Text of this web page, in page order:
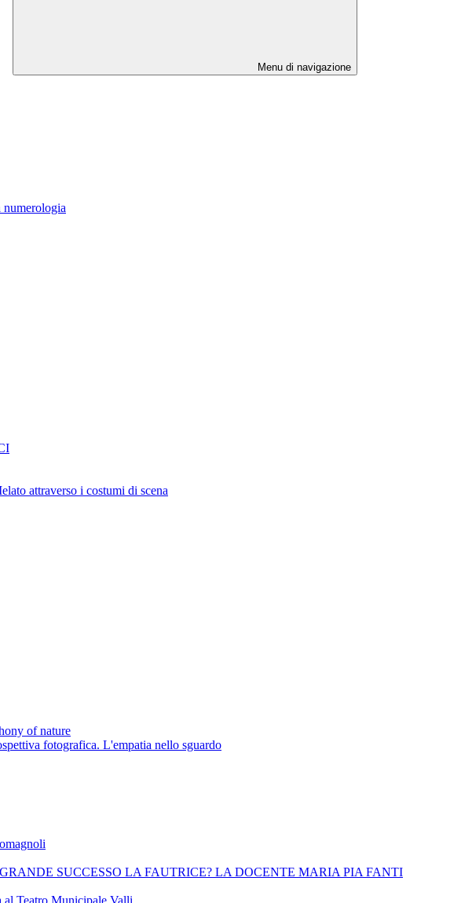
Menu di navigazione
numerologia
attraverso i costumi di scena
of nature
fotografica. L'empatia nello sguardo
SUCCESSO LA FAUTRICE? LA DOCENTE MARIA PIA FANTI